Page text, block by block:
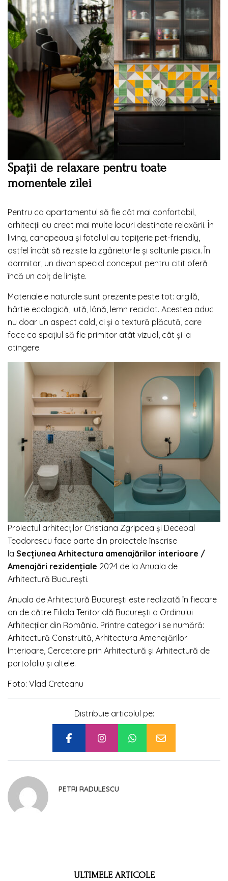
Spații de relaxare pentru toate
momentele zilei
Pentru ca apartamentul să fie cât mai confortabil,
arhitecții au creat mai multe locuri destinate relaxării. În
living, canapeaua și fotoliul au tapițerie pet-friendly,
astfel încât să reziste la zgârieturile și salturile pisicii. În
dormitor, un divan special conceput pentru citit oferă
încă un colț de liniște.
Materialele naturale sunt prezente peste tot: argilă,
hârtie ecologică, iută, lână, lemn reciclat. Acestea aduc
nu doar un aspect cald, ci și o textură plăcută, care
face ca spațiul să fie primitor atât vizual, cât și la
atingere.
Proiectul arhitecților Cristiana Zgripcea și Decebal
Teodorescu face parte din proiectele înscrise
la Secțiunea Arhitectura amenajărilor interioare /
Amenajări rezidențiale 2024 de la Anuala de
Arhitectură București.
Anuala de Arhitectură București este realizată în fiecare
an de către Filiala Teritorială București a Ordinului
Arhitecților din România. Printre categorii se numără:
Arhitectură Construită, Arhitectura Amenajărilor
Interioare, Cercetare prin Arhitectură și Arhitectură de
portofoliu și altele.
Foto: Vlad Creteanu
Distribuie articolul pe:
PETRI RADULESCU
ULTIMELE ARTICOLE